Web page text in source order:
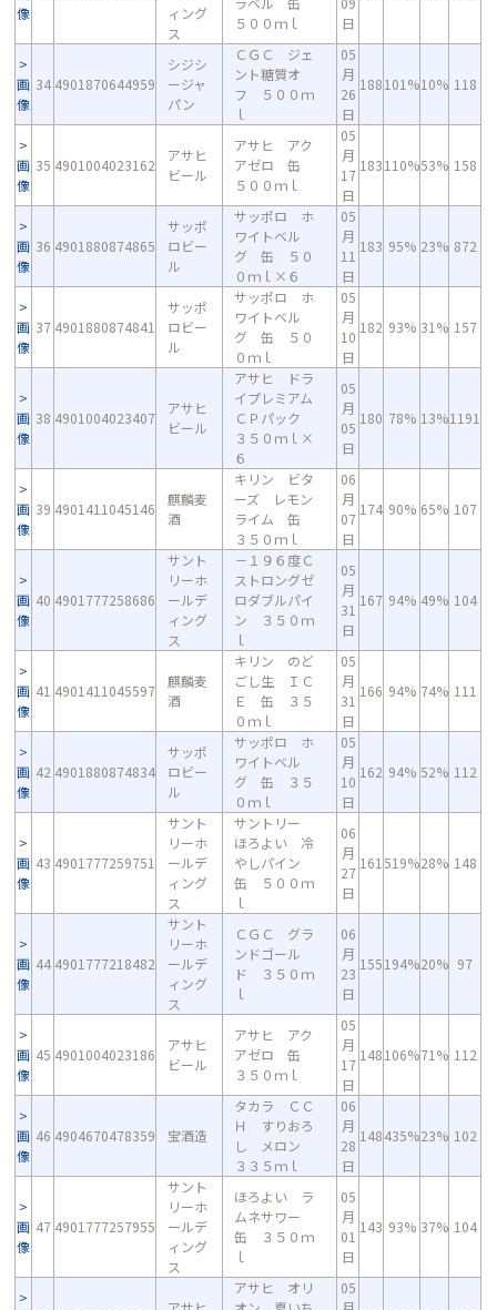
像
ィング
ス
５００ｍｌ
日
画
像
34 4901870644959
シジシ
ージャ
パン
ＣＧＣ ジェ
ント糖質オ
フ ５００ｍ
ｌ
05
月
26
日
188101%10% 118
画
像
35 4901004023162
アサヒ
ビール
アサヒ アク
アゼロ 缶
５００ｍｌ
05
月
17
日
183110%53% 158
画
像
36 4901880874865
サッポ
ロビー
ル
サッポロ ホ
ワイトベル
グ 缶 ５０
０ｍｌ×６
05
月
11
日
183 95% 23% 872
画
像
37 4901880874841
サッポ
ロビー
ル
サッポロ ホ
ワイトベル
グ 缶 ５０
０ｍｌ
05
月
10
日
182 93% 31% 157
画
像
38 4901004023407
アサヒ
ビール
アサヒ ドラ
イプレミアム
ＣＰパック
３５０ｍｌ×
６
05
月
05
日
180 78% 13%1191
画
像
39 4901411045146
麒麟麦
酒
キリン ビタ
ーズ レモン
ライム 缶
３５０ｍｌ
06
月
07
日
174 90% 65% 107
画
像
40 4901777258686
サント
リーホ
ールデ
ィング
ス
－１９６度Ｃ
ストロングゼ
ロダブルパイ
ン ３５０ｍ
ｌ
05
月
31
日
167 94% 49% 104
画
像
41 4901411045597
麒麟麦
酒
キリン のど
ごし生 ＩＣ
Ｅ 缶 ３５
０ｍｌ
05
月
31
日
166 94% 74% 111
画
像
42 4901880874834
サッポ
ロビー
ル
サッポロ ホ
ワイトベル
グ 缶 ３５
０ｍｌ
05
月
10
日
162 94% 52% 112
画
像
43 4901777259751
サント
リーホ
ールデ
ィング
ス
サントリー
ほろよい 冷
やしパイン
缶 ５００ｍ
ｌ
06
月
27
日
161 519%28% 148
画
像
44 4901777218482
サント
リーホ
ールデ
ィング
ス
ＣＧＣ グラ
ンドゴール
ド ３５０ｍ
ｌ
06
月
23
日
155194%20% 97
画
像
45 4901004023186
アサヒ
ビール
アサヒ アク
アゼロ 缶
３５０ｍｌ
05
月
17
日
148106%71% 112
画
像
46 4904670478359 宝酒造
タカラ ＣＣ
Ｈ すりおろ
し メロン
３３５ｍｌ
06
月
28
日
148435%23% 102
画
像
47 4901777257955
サント
リーホ
ールデ
ィング
ス
ほろよい ラ
ムネサワー
缶 ３５０ｍ
ｌ
05
月
01
日
143 93% 37% 104
アサヒ オリ
05